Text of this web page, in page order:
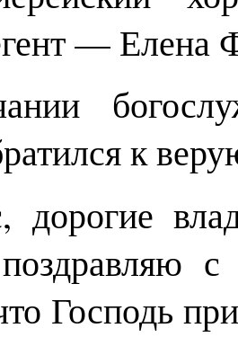
— Елена
к
дорогие
Господь